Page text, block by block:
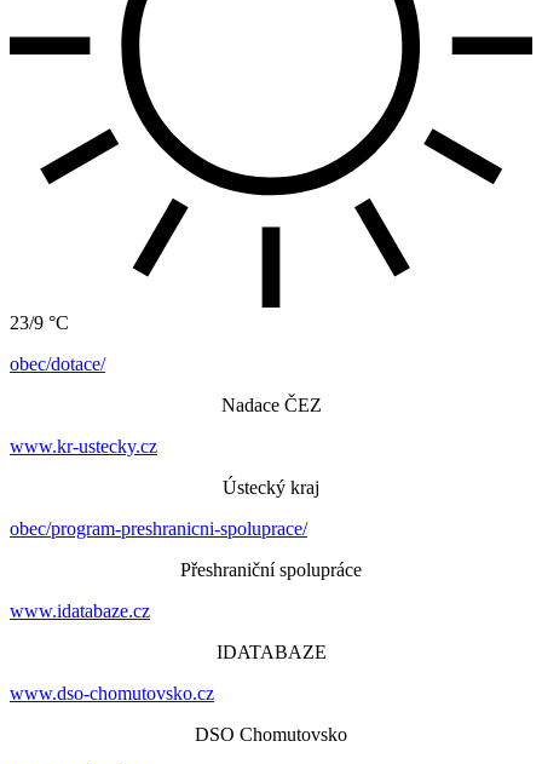
23/9 °C
obec/dotace/
Nadace ČEZ
www.kr-ustecky.cz
Ústecký kraj
obec/program-preshranicni-spoluprace/
Přeshraniční spolupráce
www.idatabaze.cz
IDATABAZE
www.dso-chomutovsko.cz
DSO Chomutovsko